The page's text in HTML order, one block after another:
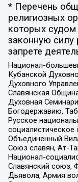
* Перечень
религиозных
которых судом
законную силу
запрете
Национал-
Кубанской
Духовного
Славянская
Духовная
Богодержавию,
Русское
Объединенный
Союз славян, Ат-
Национал-
Славянский союз,
Дьявола, Армия